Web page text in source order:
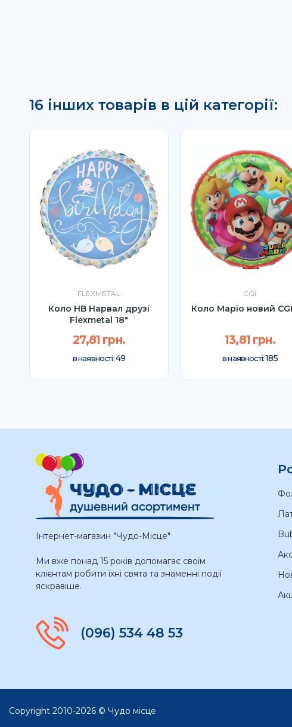
16 інших товарів в цій категорії:
FLEXMETAL
Коло HB Нарвал друзі
Flexmetal 18″
27,81 грн.
в наявності:49
CGI
Коло Маріо новий CGI
13,81 грн.
в наявності:185
Інтернет-магазин "Чудо-Місце"
Ми вже понад 15 років допомагає своїм
клієнтам робити їхні свята та знаменні події
яскравіше.
(096) 534 48 53
Copyright 2010-2026 © Чудо місце